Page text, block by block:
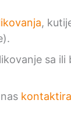
,
sa ili